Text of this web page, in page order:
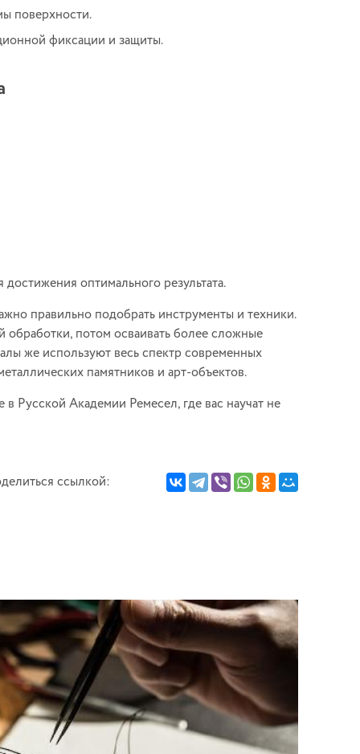
поверхности.
фиксации и защиты.
оптимального результата.
правильно подобрать инструменты и техники.
обработки, потом осваивать более сложные
же используют весь спектр современных
памятников и арт-объектов.
Русской Академии Ремесел, где вас научат не
ссылкой: